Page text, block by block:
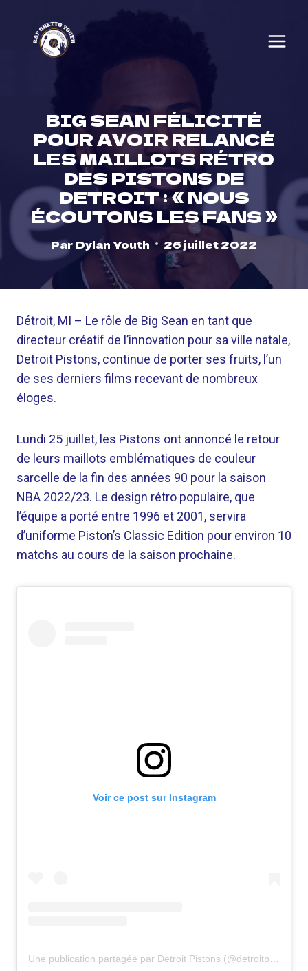
content
BIG SEAN FÉLICITÉ
POUR AVOIR RELANCÉ
LES MAILLOTS RÉTRO
DES PISTONS DE
DETROIT : « NOUS
ÉCOUTONS LES FANS »
Par Dylan Youth 26 juillet 2022
Détroit, MI – Le rôle de Big Sean en tant que
directeur créatif de l’innovation pour sa ville natale,
Detroit Pistons, continue de porter ses fruits, l’un
de ses derniers films recevant de nombreux
éloges.
Lundi 25 juillet, les Pistons ont annoncé le retour
de leurs maillots emblématiques de couleur
sarcelle de la fin des années 90 pour la saison
NBA 2022/23. Le design rétro populaire, que
l’équipe a porté entre 1996 et 2001, servira
d’uniforme Piston’s Classic Edition pour environ 10
matchs au cours de la saison prochaine.
Voir ce post sur Instagram